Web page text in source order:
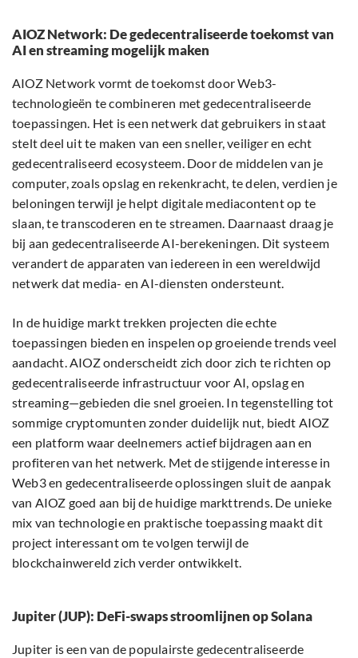
AIOZ Network: De gedecentraliseerde toekomst van
AI en streaming mogelijk maken
AIOZ Network vormt de toekomst door Web3-
technologieën te combineren met gedecentraliseerde
toepassingen. Het is een netwerk dat gebruikers in staat
stelt deel uit te maken van een sneller, veiliger en echt
gedecentraliseerd ecosysteem. Door de middelen van je
computer, zoals opslag en rekenkracht, te delen, verdien je
beloningen terwijl je helpt digitale mediacontent op te
slaan, te transcoderen en te streamen. Daarnaast draag je
bij aan gedecentraliseerde AI-berekeningen. Dit systeem
verandert de apparaten van iedereen in een wereldwijd
netwerk dat media- en AI-diensten ondersteunt.
In de huidige markt trekken projecten die echte
toepassingen bieden en inspelen op groeiende trends veel
aandacht. AIOZ onderscheidt zich door zich te richten op
gedecentraliseerde infrastructuur voor AI, opslag en
streaming—gebieden die snel groeien. In tegenstelling tot
sommige cryptomunten zonder duidelijk nut, biedt AIOZ
een platform waar deelnemers actief bijdragen aan en
profiteren van het netwerk. Met de stijgende interesse in
Web3 en gedecentraliseerde oplossingen sluit de aanpak
van AIOZ goed aan bij de huidige markttrends. De unieke
mix van technologie en praktische toepassing maakt dit
project interessant om te volgen terwijl de
blockchainwereld zich verder ontwikkelt.
Jupiter (JUP): DeFi-swaps stroomlijnen op Solana
Jupiter is een van de populairste gedecentraliseerde